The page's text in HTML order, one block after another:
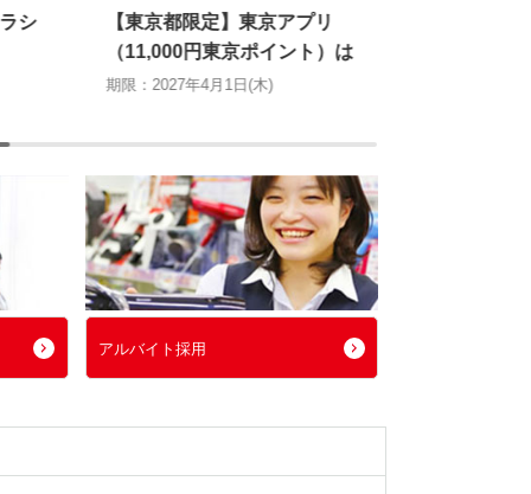
シ
【東京都限定】東京アプリ
（11,000円東京ポイント）は
ノジマで使えます
期限：2027年4月1日(木)
アルバイト採用